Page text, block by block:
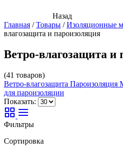
Назад
Главная /Товары /Изоляционные
влагозащита и пароизоляция
Ветро-влагозащита и
(41 товаров)
Ветро-влагозащита Пароизоляция
для пароизоляции
Показать:
Фильтры
Сортировка